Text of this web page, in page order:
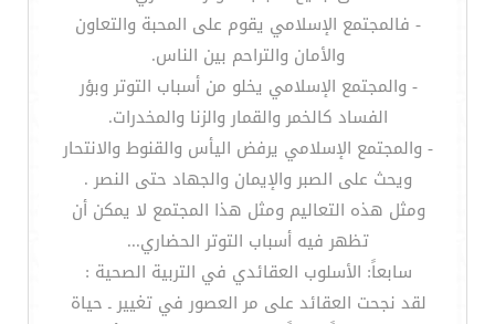
- فالمجتمع الإسلامي يقوم على المحبة والتعاون
والأمان والتراحم بين الناس.
- والمجتمع الإسلامي يخلو من أسباب التوتر وبؤر
الفساد كالخمر والقمار والزنا والمخدرات.
- والمجتمع الإسلامي يرفض اليأس والقنوط والانتحار
ويحث على الصبر والإيمان والجهاد حتى النصر .
ومثل هذه التعاليم ومثل هذا المجتمع لا يمكن أن
تظهر فيه أسباب التوتر الحضاري...
سابعاً: الأسلوب العقائدي في التربية الصحية :
لقد نجحت العقائد على مر العصور في تغيير ـ حياة